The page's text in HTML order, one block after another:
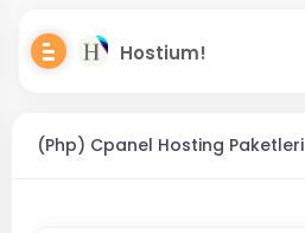
Hostium!
(Php) Cpanel Hosting Paketleri